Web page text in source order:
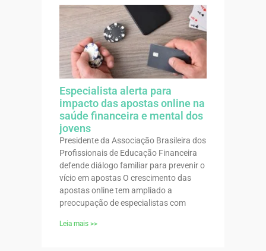
Especialista alerta para
impacto das apostas online na
saúde financeira e mental dos
jovens
Presidente da Associação Brasileira dos
Profissionais de Educação Financeira
defende diálogo familiar para prevenir o
vício em apostas O crescimento das
apostas online tem ampliado a
preocupação de especialistas com
Leia mais >>